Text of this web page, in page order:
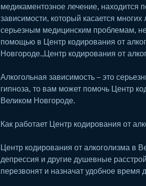
медикаментозное лечение, находится
зависимости, который касается
серьезным медицинским проблемам, не
помощью в Центр кодирования от
Новгороде.,Центр кодирования от
Алкогольная зависимость – это
гипноза, то вам может помочь Центр
Великом Новгороде.
Как работает Центр кодирования от
Центр кодирования от алкоголизма в
депрессия и другие душевные
перезвонят и назначат удобное время